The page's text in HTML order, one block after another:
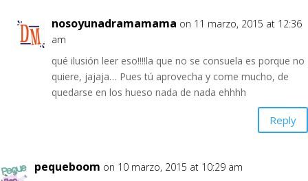
nosoyunadramamama on 11 marzo, 2015 at 12:36
am
qué ilusión leer eso!!!!la que no se consuela es porque no
quiere, jajaja… Pues tú aprovecha y come mucho, de
quedarse en los hueso nada de nada ehhhh
Reply
pequeboom on 10 marzo, 2015 at 10:29 am